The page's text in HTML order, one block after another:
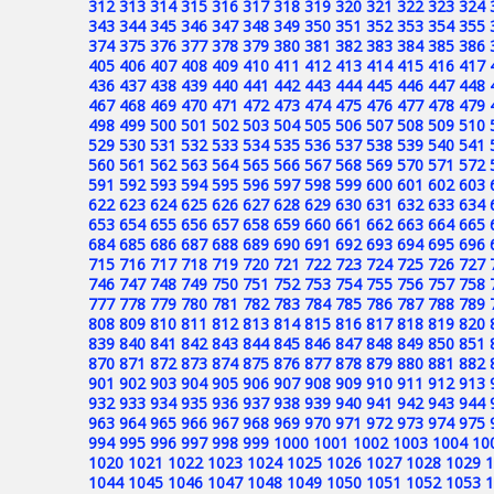
312 313 314 315 316 317 318 319 320 321 322 323 324
343 344 345 346 347 348 349 350 351 352 353 354 355
374 375 376 377 378 379 380 381 382 383 384 385 386
405 406 407 408 409 410 411 412 413 414 415 416 417
436 437 438 439 440 441 442 443 444 445 446 447 448
467 468 469 470 471 472 473 474 475 476 477 478 479
498 499 500 501 502 503 504 505 506 507 508 509 510
529 530 531 532 533 534 535 536 537 538 539 540 541
560 561 562 563 564 565 566 567 568 569 570 571 572
591 592 593 594 595 596 597 598 599 600 601 602 603
622 623 624 625 626 627 628 629 630 631 632 633 634
653 654 655 656 657 658 659 660 661 662 663 664 665
684 685 686 687 688 689 690 691 692 693 694 695 696
715 716 717 718 719 720 721 722 723 724 725 726 727
746 747 748 749 750 751 752 753 754 755 756 757 758
777 778 779 780 781 782 783 784 785 786 787 788 789
808 809 810 811 812 813 814 815 816 817 818 819 820
839 840 841 842 843 844 845 846 847 848 849 850 851
870 871 872 873 874 875 876 877 878 879 880 881 882
901 902 903 904 905 906 907 908 909 910 911 912 913
932 933 934 935 936 937 938 939 940 941 942 943 944
963 964 965 966 967 968 969 970 971 972 973 974 975
994 995 996 997 998 999 1000 1001 1002 1003 1004
1020 1021 1022 1023 1024 1025 1026 1027 1028 1029
1044 1045 1046 1047 1048 1049 1050 1051 1052 1053